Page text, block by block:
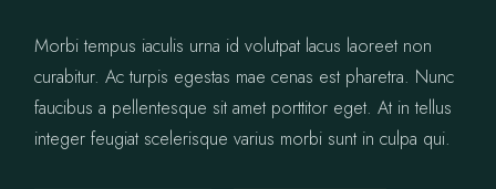
Morbi tempus iaculis urna id volutpat lacus laoreet non
curabitur. Ac turpis egestas mae cenas est pharetra. Nunc
faucibus a pellentesque sit amet porttitor eget. At in tellus
integer feugiat scelerisque varius morbi sunt in culpa qui.